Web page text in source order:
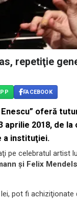
repetiţie
FACEBOOK
Enescu” oferă
aprilie 2018, de
a instituţiei.
pe celebratul artist
şi Felix
pot fi